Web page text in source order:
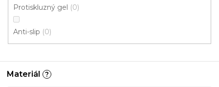
Protiskluzný gel 0
Anti-slip 0
Materiál ?
od
1,2 m 1 m 0,8 m 0,67 m